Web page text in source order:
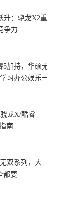
升：骁龙X2重
争力
加持，华硕无
习办公娱乐一
龙X/酷睿
南
双系列，大
都要